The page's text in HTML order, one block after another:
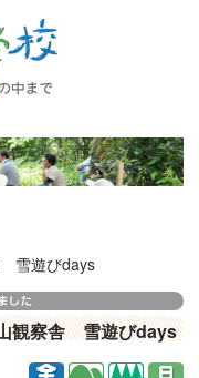
雪遊びdays
観察舎 雪遊びdays